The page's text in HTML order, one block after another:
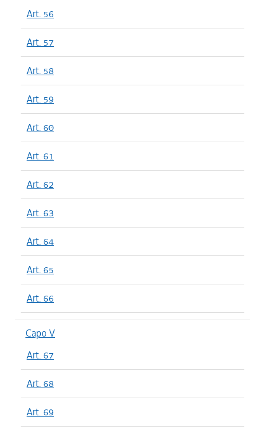
Art. 56
Art. 57
Art. 58
Art. 59
Art. 60
Art. 61
Art. 62
Art. 63
Art. 64
Art. 65
Art. 66
Capo V
Art. 67
Art. 68
Art. 69